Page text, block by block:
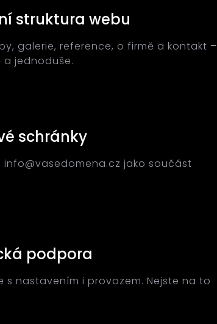
struktura webu
galerie, reference, o firmě a kontakt –
jednoduše.
schránky
info@vasedomena.cz jako součást
podpora
s nastavením i provozem. Nejste na to